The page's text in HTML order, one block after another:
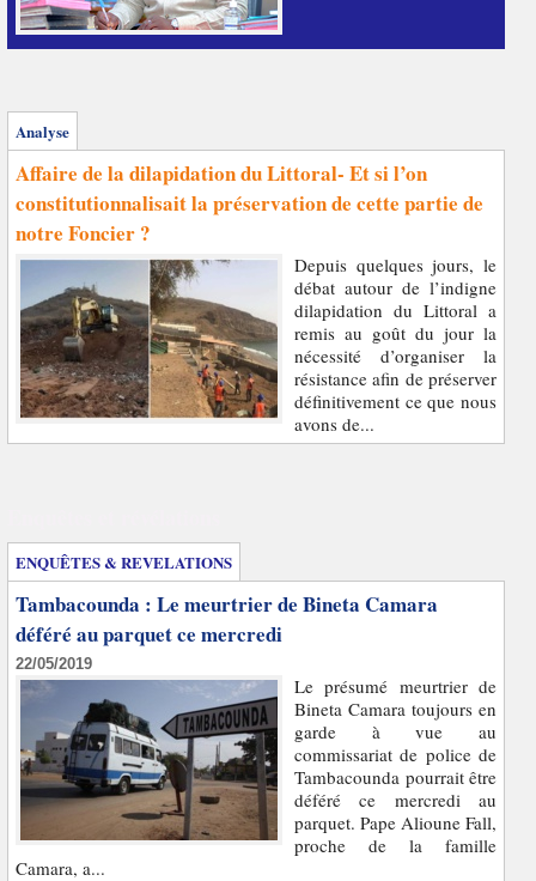
Analyse
Affaire de la dilapidation du Littoral- Et si l’on
constitutionnalisait la préservation de cette partie de
notre Foncier ?
Depuis quelques jours, le
débat autour de l’indigne
dilapidation du Littoral a
remis au goût du jour la
nécessité d’organiser la
résistance afin de préserver
définitivement ce que nous
avons de...
ENQUÊTES & REVELATIONS
Tambacounda : Le meurtrier de Bineta Camara
déféré au parquet ce mercredi
22/05/2019
Le présumé meurtrier de
Bineta Camara toujours en
garde à vue au
commissariat de police de
Tambacounda pourrait être
déféré ce mercredi au
parquet. Pape Alioune Fall,
proche de la famille
Camara, a...